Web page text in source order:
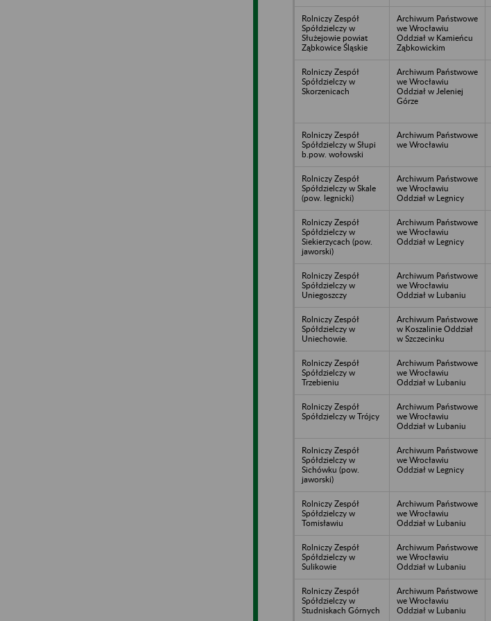
Rolniczy Zespół
Spółdzielczy w
Służejowie powiat
Ząbkowice Śląskie
Archiwum Państwowe
we Wrocławiu
Oddział w Kamieńcu
Ząbkowickim
Rolniczy Zespół
Spółdzielczy w
Skorzenicach
Archiwum Państwowe
we Wrocławiu
Oddział w Jeleniej
Górze
Rolniczy Zespół
Spółdzielczy w Słupi
b.pow. wołowski
Archiwum Państwowe
we Wrocławiu
Rolniczy Zespół
Spółdzielczy w Skale
(pow. legnicki)
Archiwum Państwowe
we Wrocławiu
Oddział w Legnicy
Rolniczy Zespół
Spółdzielczy w
Siekierzycach (pow.
jaworski)
Archiwum Państwowe
we Wrocławiu
Oddział w Legnicy
Rolniczy Zespół
Spółdzielczy w
Uniegoszczy
Archiwum Państwowe
we Wrocławiu
Oddział w Lubaniu
Rolniczy Zespół
Spółdzielczy w
Uniechowie.
Archiwum Państwowe
w Koszalinie Oddział
w Szczecinku
Rolniczy Zespół
Spółdzielczy w
Trzebieniu
Archiwum Państwowe
we Wrocławiu
Oddział w Lubaniu
Rolniczy Zespół
Spółdzielczy w Trójcy
Archiwum Państwowe
we Wrocławiu
Oddział w Lubaniu
Rolniczy Zespół
Spółdzielczy w
Sichówku (pow.
jaworski)
Archiwum Państwowe
we Wrocławiu
Oddział w Legnicy
Rolniczy Zespół
Spółdzielczy w
Tomisławiu
Archiwum Państwowe
we Wrocławiu
Oddział w Lubaniu
Rolniczy Zespół
Spółdzielczy w
Sulikowie
Archiwum Państwowe
we Wrocławiu
Oddział w Lubaniu
Rolniczy Zespół
Spółdzielczy w
Studniskach Górnych
Archiwum Państwowe
we Wrocławiu
Oddział w Lubaniu